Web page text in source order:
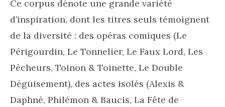
Ce corpus dénote une grande variété
d’inspiration, dont les titres seuls témoignent
de la diversité : des opéras comiques (Le
Périgourdin, Le Tonnelier, Le Faux Lord, Les
Pêcheurs, Toinon & Toinette, Le Double
Déguisement), des actes isolés (Alexis &
Daphné, Philémon & Baucis, La Fête de